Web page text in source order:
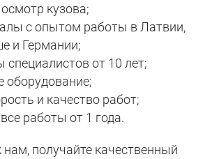
кузова;
с опытом работы в Латвии,
и Германии;
от 10 лет;
оборудование;
и качество работ;
работы от 1 года.
получайте качественный